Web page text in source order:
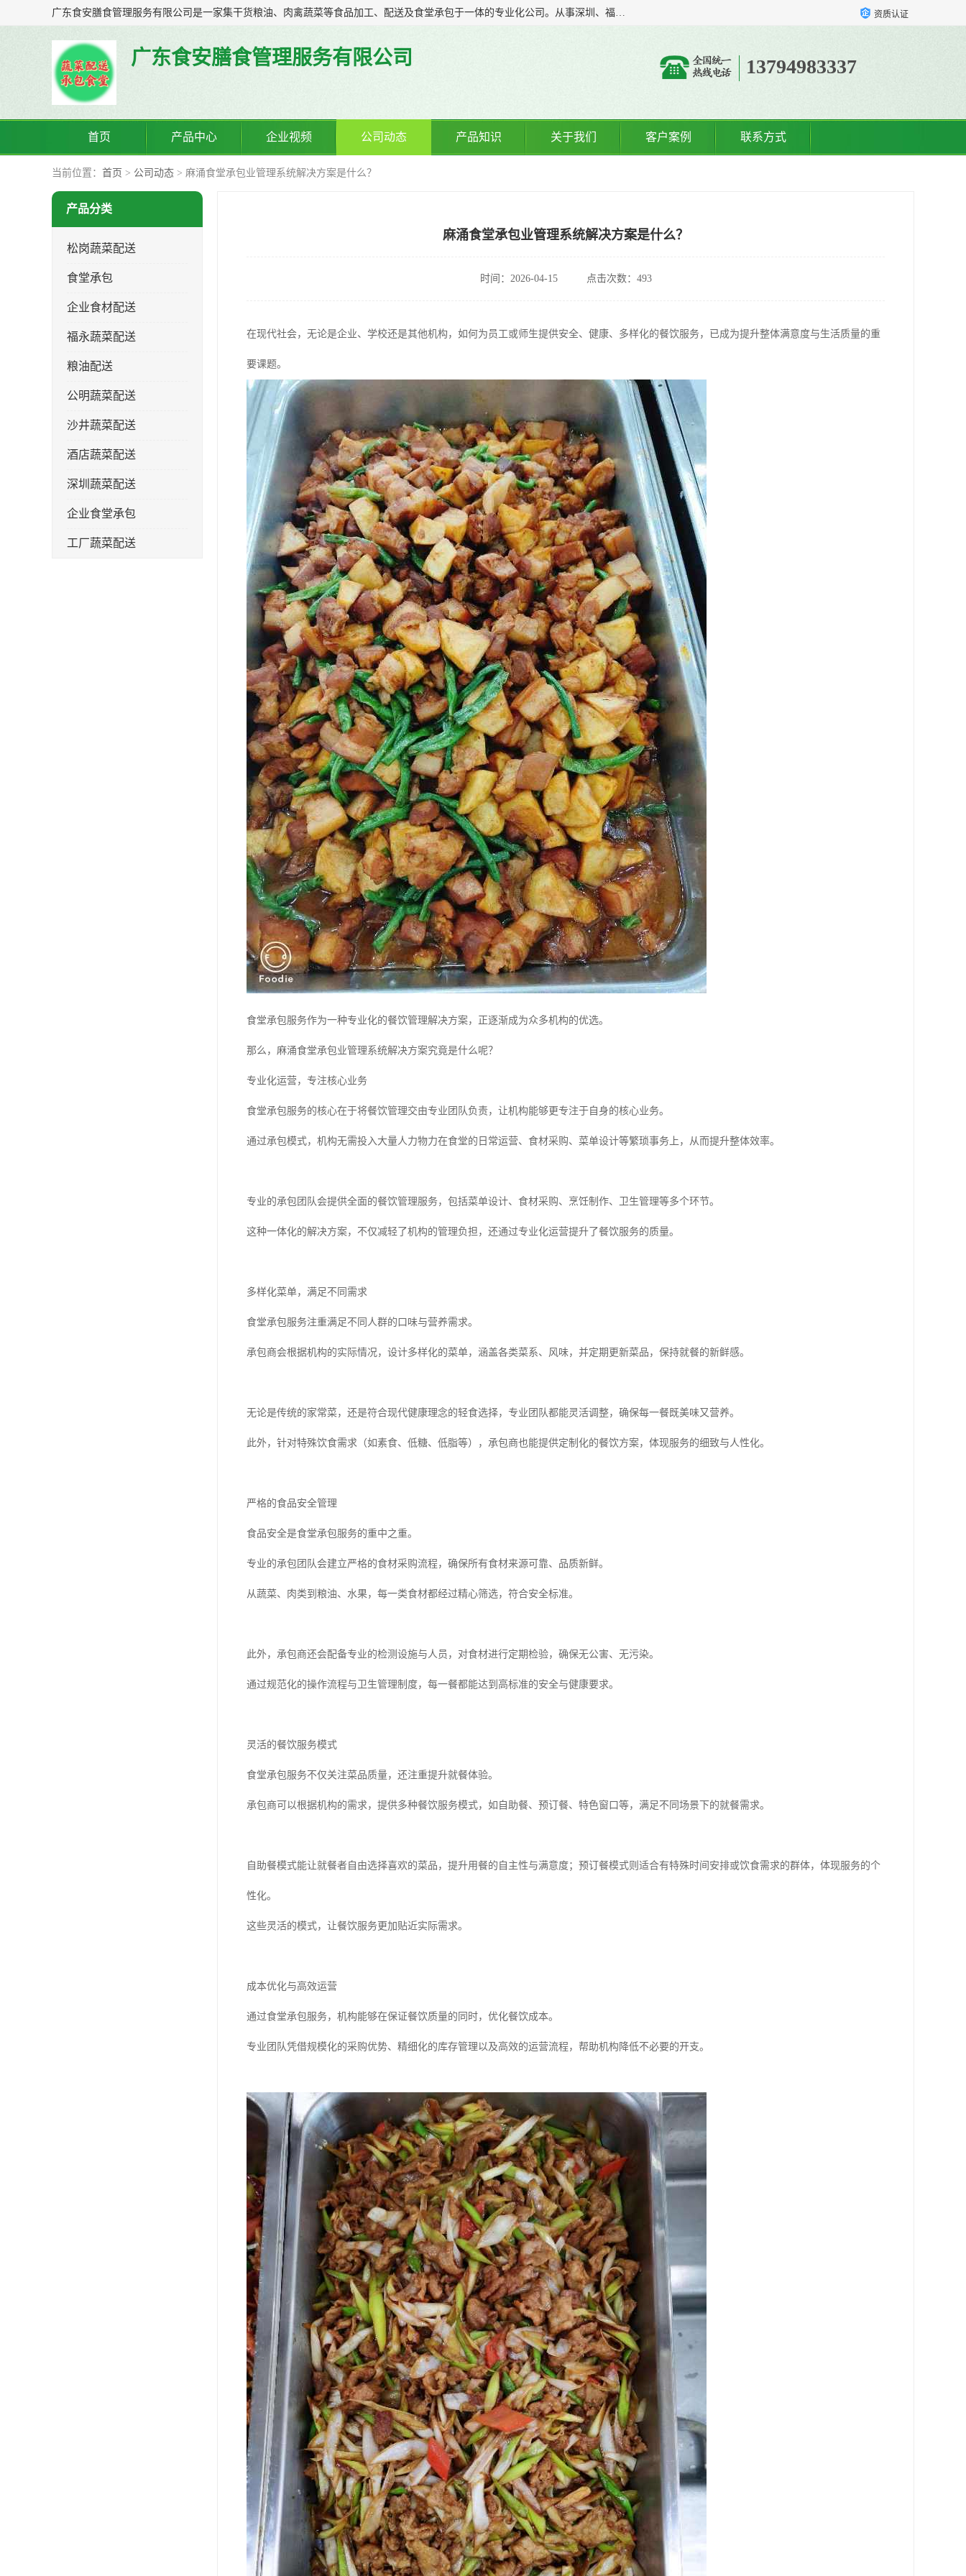
广东食安膳食管理服务有限公司是一家集干货粮油、肉禽蔬菜等食品加工、配送及食堂承包于一体的专业化公司。从事深圳、福永、公明、沙井、松岗等地区的蔬菜配送服务。 专业的服务队伍，以及完善的服务机制，经过多年的努力拼搏，赢得了广大客户的信赖和支持。 资质认证
广东食安膳食管理服务有限公司 13794983337
首页 产品中心 企业视频 公司动态 产品知识 关于我们 客户案例 联系方式
当前位置： 首页 > 公司动态 > 麻涌食堂承包业管理系统解决方案是什么？
产品分类
松岗蔬菜配送
食堂承包
企业食材配送
福永蔬菜配送
粮油配送
公明蔬菜配送
沙井蔬菜配送
酒店蔬菜配送
深圳蔬菜配送
企业食堂承包
工厂蔬菜配送
麻涌食堂承包业管理系统解决方案是什么？
时间：2026-04-15 点击次数：493
在现代社会，无论是企业、学校还是其他机构，如何为员工或师生提供安全、健康、多样化的餐饮服务，已成为提升整体满意度与生活质量的重
要课题。
食堂承包服务作为一种专业化的餐饮管理解决方案，正逐渐成为众多机构的优选。
那么，麻涌食堂承包业管理系统解决方案究竟是什么呢？
专业化运营，专注核心业务
食堂承包服务的核心在于将餐饮管理交由专业团队负责，让机构能够更专注于自身的核心业务。
通过承包模式，机构无需投入大量人力物力在食堂的日常运营、食材采购、菜单设计等繁琐事务上，从而提升整体效率。
专业的承包团队会提供全面的餐饮管理服务，包括菜单设计、食材采购、烹饪制作、卫生管理等多个环节。
这种一体化的解决方案，不仅减轻了机构的管理负担，还通过专业化运营提升了餐饮服务的质量。
多样化菜单，满足不同需求
食堂承包服务注重满足不同人群的口味与营养需求。
承包商会根据机构的实际情况，设计多样化的菜单，涵盖各类菜系、风味，并定期更新菜品，保持就餐的新鲜感。
无论是传统的家常菜，还是符合现代健康理念的轻食选择，专业团队都能灵活调整，确保每一餐既美味又营养。
此外，针对特殊饮食需求（如素食、低糖、低脂等），承包商也能提供定制化的餐饮方案，体现服务的细致与人性化。
严格的食品安全管理
食品安全是食堂承包服务的重中之重。
专业的承包团队会建立严格的食材采购流程，确保所有食材来源可靠、品质新鲜。
从蔬菜、肉类到粮油、水果，每一类食材都经过精心筛选，符合安全标准。
此外，承包商还会配备专业的检测设施与人员，对食材进行定期检验，确保无公害、无污染。
通过规范化的操作流程与卫生管理制度，每一餐都能达到高标准的安全与健康要求。
灵活的餐饮服务模式
食堂承包服务不仅关注菜品质量，还注重提升就餐体验。
承包商可以根据机构的需求，提供多种餐饮服务模式，如自助餐、预订餐、特色窗口等，满足不同场景下的就餐需求。
自助餐模式能让就餐者自由选择喜欢的菜品，提升用餐的自主性与满意度；预订餐模式则适合有特殊时间安排或饮食需求的群体，体现服务的个
性化。
这些灵活的模式，让餐饮服务更加贴近实际需求。
成本优化与高效运营
通过食堂承包服务，机构能够在保证餐饮质量的同时，优化餐饮成本。
专业团队凭借规模化的采购优势、精细化的库存管理以及高效的运营流程，帮助机构降低不必要的开支。